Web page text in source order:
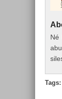
Né
Tags: